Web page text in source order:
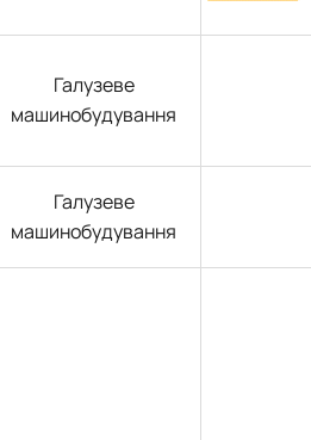
Галузеве
машинобудування
Галузеве
машинобудування